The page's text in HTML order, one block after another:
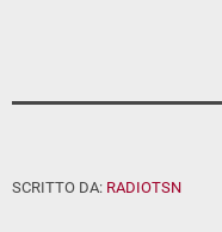
SCRITTO DA: RADIOTSN